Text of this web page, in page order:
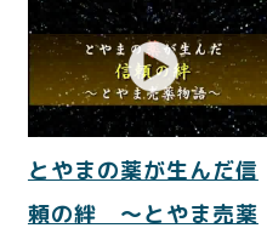
とやまの薬が生んだ信
頼の絆 ～とやま売薬